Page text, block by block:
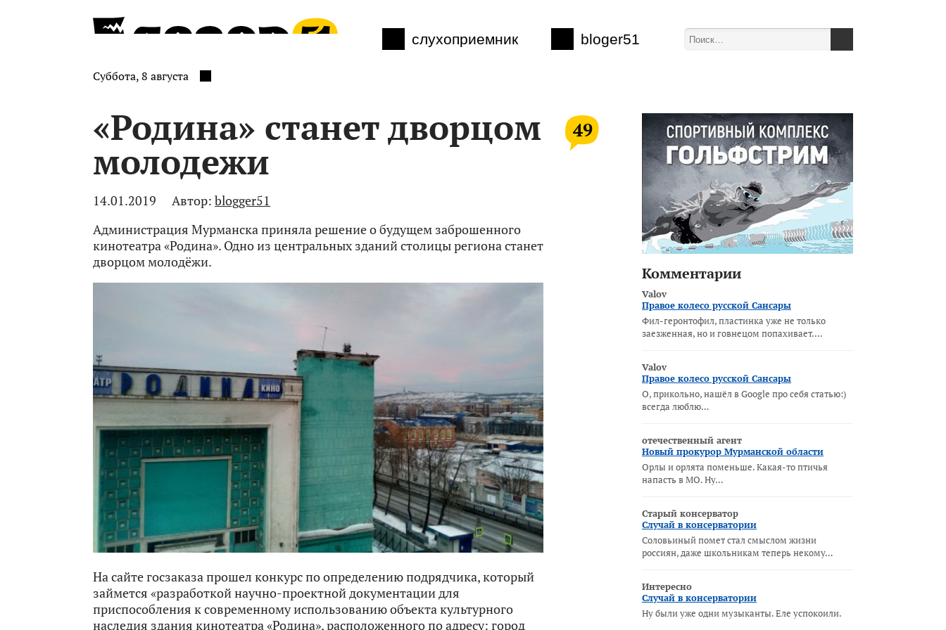
слухоприемник bloger51
Суббота, 8 августа
«Родина» станет дворцом
молодежи
49
14.01.2019 Автор: blogger51
Администрация Мурманска приняла решение о будущем заброшенного
кинотеатра «Родина». Одно из центральных зданий столицы региона станет
дворцом молодёжи.
На сайте госзаказа прошел конкурс по определению подрядчика, который
займется «разработкой научно-проектной документации для
приспособления к современному использованию объекта культурного
наследия здания кинотеатра «Родина», расположенного по адресу: город
Комментарии
Valov
Правое колесо русской Сансары
Фил-геронтофил, пластинка уже не только
заезженная, но и говнецом попахивает.…
Valov
Правое колесо русской Сансары
О, прикольно, нашёл в Google про себя статью:)
всегда люблю…
отечественный агент
Новый прокурор Мурманской области
Орлы и орлята поменьше. Какая-то птичья
напасть в МО. Ну…
Старый консерватор
Случай в консерватории
Соловьиный помет стал смыслом жизни
россиян, даже школьникам теперь некому…
Интересно
Случай в консерватории
Ну были уже одни музыканты. Еле успокоили.